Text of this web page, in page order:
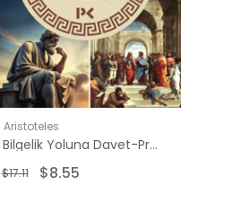
Aristoteles
Bilgelik Yoluna Davet-Protreptikos
$8.55
$17.11